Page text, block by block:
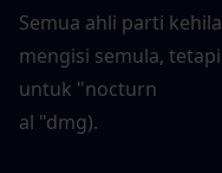
Semua ahli parti
mengisi semula,
untuk "nocturn
al "dmg).